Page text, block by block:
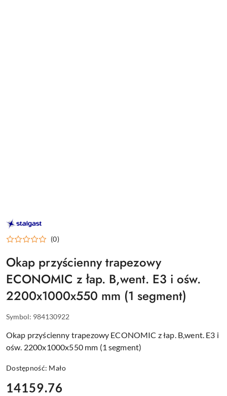
STALGAST
–
WYPOSAŻENIE
DLA
(0)
Okap przyścienny trapezowy
ECONOMIC z łap. B,went. E3 i ośw.
2200x1000x550 mm (1 segment)
Symbol: 984130922
Okap przyścienny trapezowy ECONOMIC z łap. B,went. E3 i
ośw. 2200x1000x550 mm (1 segment)
Dostępność: Mało
cena:
14159.76